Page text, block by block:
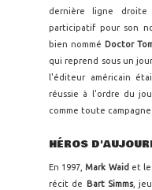
dernière ligne droite
participatif pour son
bien nommé Doctor
qui reprend sous un
l'éditeur américain
réussie à l'ordre du
comme toute campagne
HÉROS
En 1997, Mark Waid et
récit de
Bart Simms,